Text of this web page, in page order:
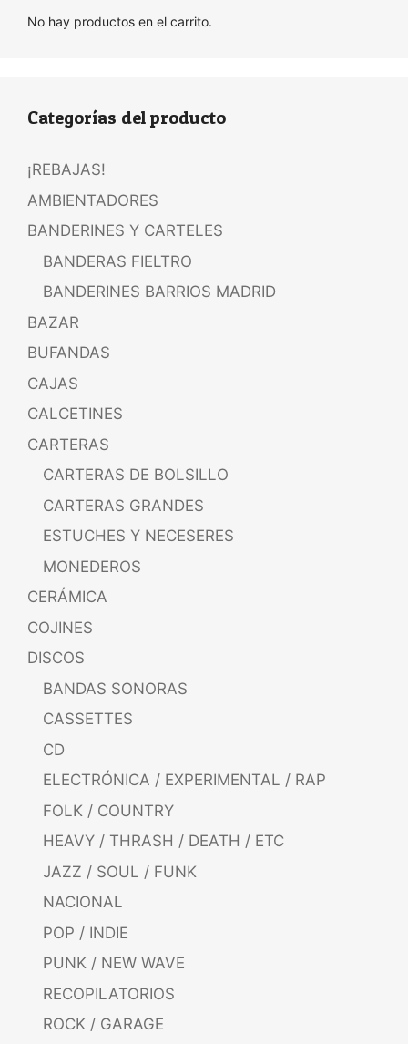
No hay productos en el carrito.
Categorías del producto
¡REBAJAS!
AMBIENTADORES
BANDERINES Y CARTELES
BANDERAS FIELTRO
BANDERINES BARRIOS MADRID
BAZAR
BUFANDAS
CAJAS
CALCETINES
CARTERAS
CARTERAS DE BOLSILLO
CARTERAS GRANDES
ESTUCHES Y NECESERES
MONEDEROS
CERÁMICA
COJINES
DISCOS
BANDAS SONORAS
CASSETTES
CD
ELECTRÓNICA / EXPERIMENTAL / RAP
FOLK / COUNTRY
HEAVY / THRASH / DEATH / ETC
JAZZ / SOUL / FUNK
NACIONAL
POP / INDIE
PUNK / NEW WAVE
RECOPILATORIOS
ROCK / GARAGE